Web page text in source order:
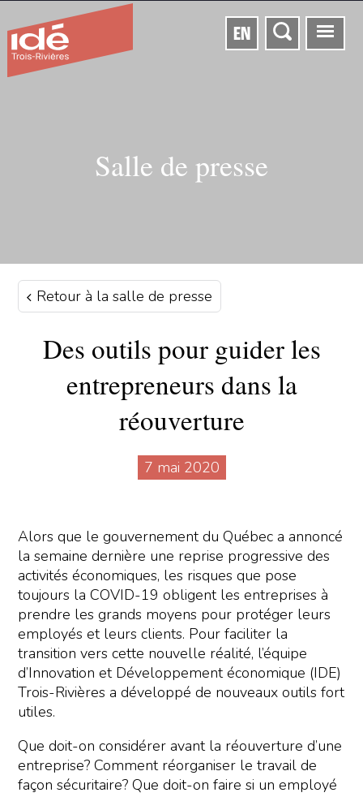
EN
Salle de presse
Retour à la salle de presse
Des outils pour guider les
entrepreneurs dans la
réouverture
7 mai 2020
Alors que le gouvernement du Québec a annoncé
la semaine dernière une reprise progressive des
activités économiques, les risques que pose
toujours la COVID-19 obligent les entreprises à
prendre les grands moyens pour protéger leurs
employés et leurs clients. Pour faciliter la
transition vers cette nouvelle réalité, l’équipe
d’Innovation et Développement économique (IDE)
Trois-Rivières a développé de nouveaux outils fort
utiles.
Que doit-on considérer avant la réouverture d’une
entreprise? Comment réorganiser le travail de
façon sécuritaire? Que doit-on faire si un employé